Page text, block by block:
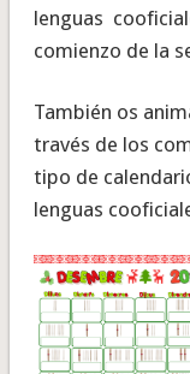
lenguas
comienzo de la
También os
través de los
tipo de
lenguas